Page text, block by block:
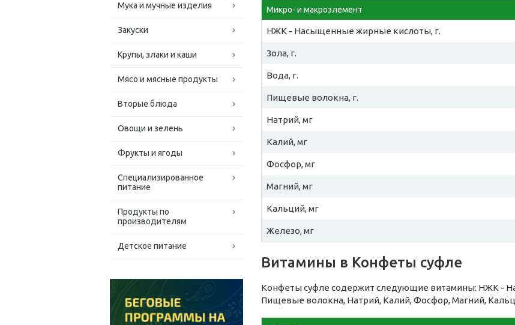
Мука и мучные изделия
Закуски
Крупы, злаки и каши
Мясо и мясные продукты
Вторые блюда
Овощи и зелень
Фрукты и ягоды
Специализированное
питание
Продукты по
производителям
Детское питание
Микро- и макроэлемент
НЖК - Насыщенные жирные кислоты, г.
Зола, г.
Вода, г.
Пищевые волокна, г.
Натрий, мг
Калий, мг
Фосфор, мг
Магний, мг
Кальций, мг
Железо, мг
Витамины в Конфеты суфле
Конфеты суфле содержит следующие витамины: НЖК -
Пищевые волокна, Натрий, Калий, Фосфор, Магний,